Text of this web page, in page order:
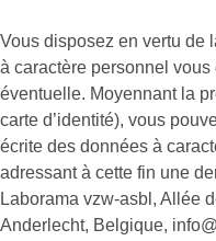
Vous disposez en vertu de
à caractère personnel
éventuelle. Moyennant la
carte d’identité), vous
écrite des données à
adressant à cette fin une
Laborama vzw-asbl, Allée
Anderlecht, Belgique,